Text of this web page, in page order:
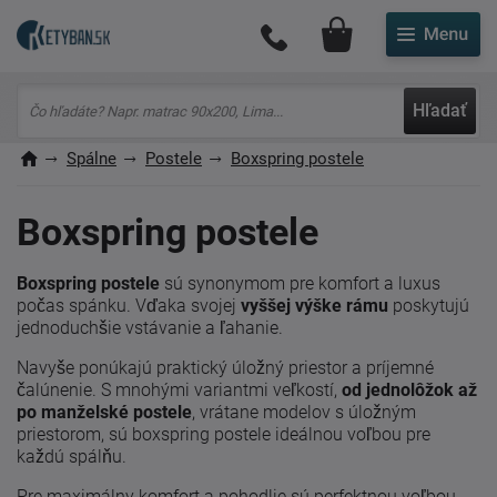
Hľadať
Môj účet
Spálne Postele Boxspring postele
Boxspring postele
Boxspring postele sú synonymom pre komfort a luxus
počas spánku. Vďaka svojej vyššej výške rámu poskytujú
jednoduchšie vstávanie a ľahanie.
Navyše ponúkajú praktický úložný priestor a príjemné
čalúnenie. S mnohými variantmi veľkostí, od jednolôžok až
po manželské postele, vrátane modelov s úložným
priestorom, sú boxspring postele ideálnou voľbou pre
každú spálňu.